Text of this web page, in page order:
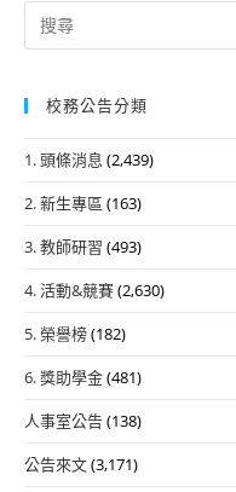
Search
for:
校務公告分類
1. 頭條消息 (2,439)
2. 新生專區 (163)
3. 教師研習 (493)
4. 活動&競賽(2,630)
5. 榮譽榜(182)
6. 獎助學金(481)
人事室公告(138)
公告來文(3,171)